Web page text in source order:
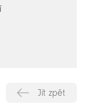
Jít zpět